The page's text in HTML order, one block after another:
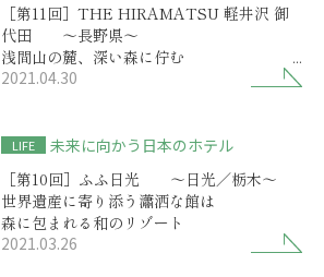
［第11回］THE HIRAMATSU 軽井沢 御
代田 ～長野県～
浅間山の麓、深い森に佇む
グラン・オーベルジュ
2021.04.30
LIFE
未来に向かう日本のホテル
［第10回］ふふ日光 ～日光／栃木～
世界遺産に寄り添う瀟洒な館は
森に包まれる和のリゾート
2021.03.26